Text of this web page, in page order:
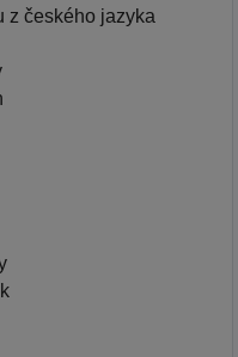
z českého jazyka